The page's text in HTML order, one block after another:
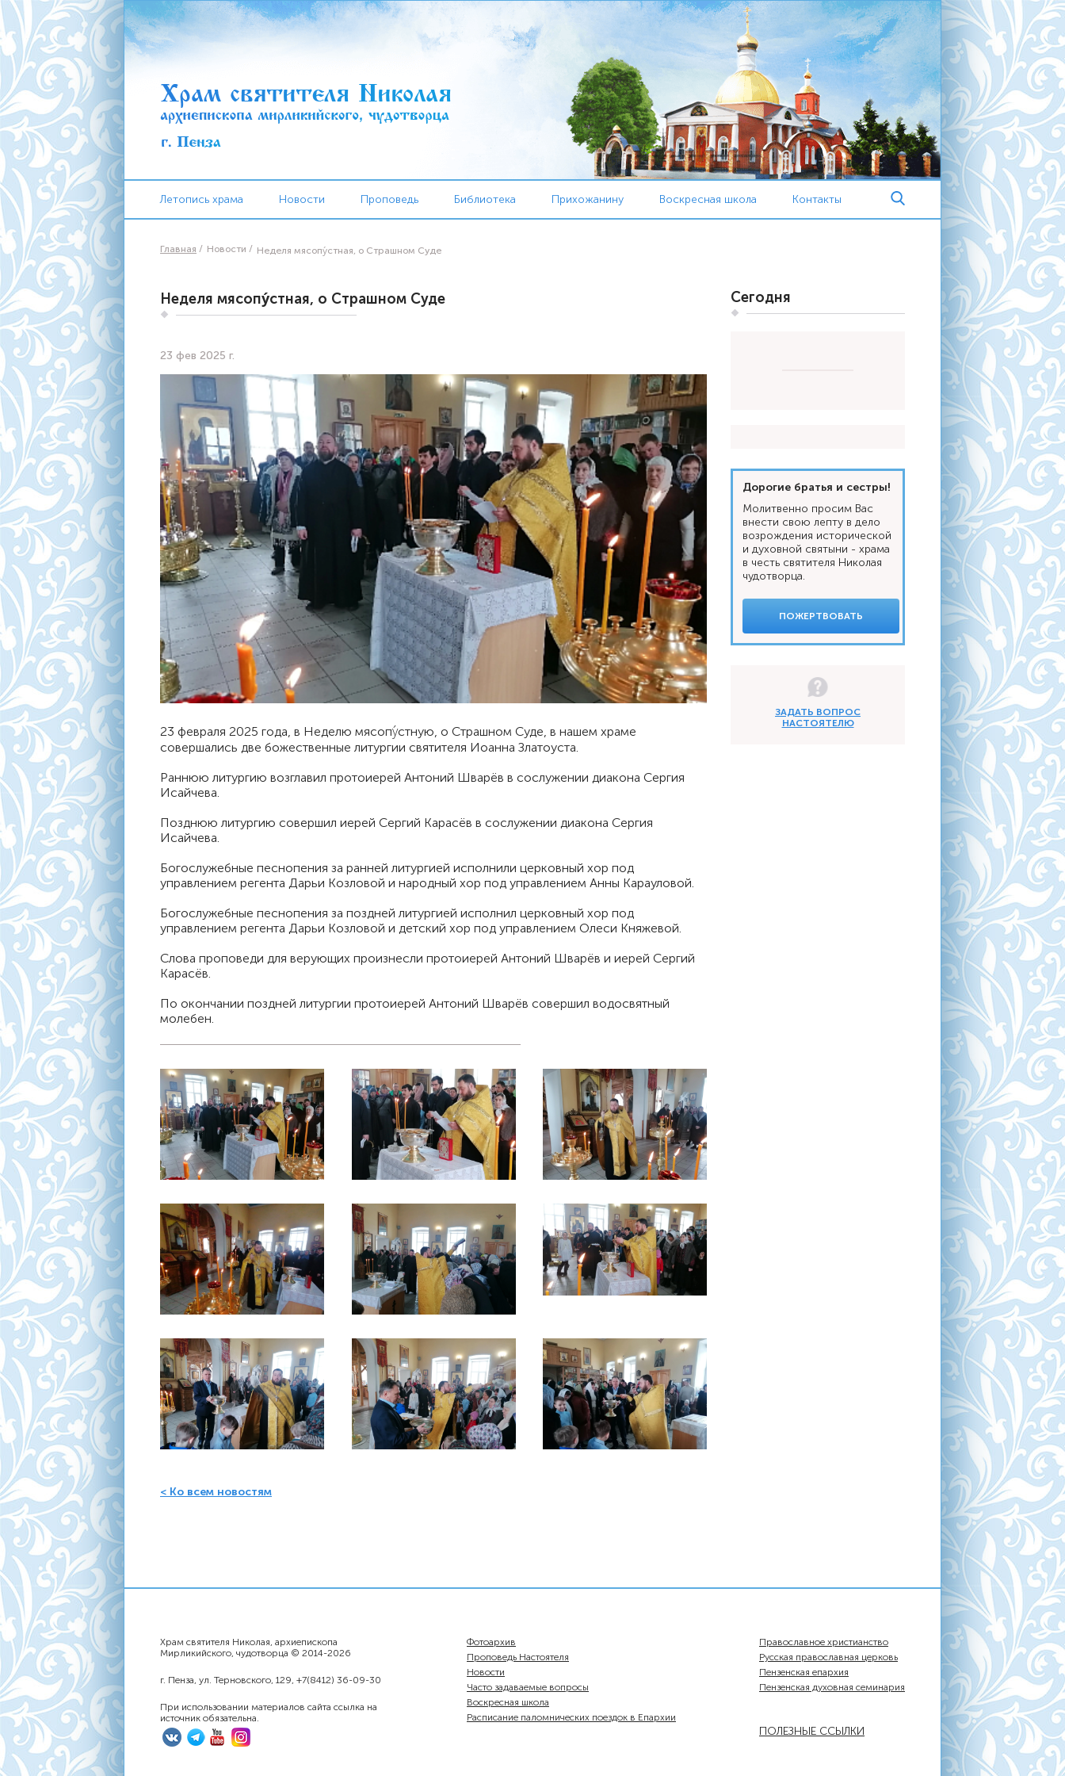
Летопись храма Новости Проповедь Библиотека Прихожанину Воскресная школа Контакты
Главная Новости Неделя мясопу́стная, о Страшном Суде
Неделя мясопу́стная, о Страшном Суде
23 фев 2025 г.
23 февраля 2025 года, в Неделю мясопу́стную, о Страшном Суде, в нашем храме
совершались две божественные литургии святителя Иоанна Златоуста.
Раннюю литургию возглавил протоиерей Антоний Шварёв в сослужении диакона Сергия
Исайчева.
Позднюю литургию совершил иерей Сергий Карасёв в сослужении диакона Сергия
Исайчева.
Богослужебные песнопения за ранней литургией исполнили церковный хор под
управлением регента Дарьи Козловой и народный хор под управлением Анны Карауловой.
Богослужебные песнопения за поздней литургией исполнил церковный хор под
управлением регента Дарьи Козловой и детский хор под управлением Олеси Княжевой.
Слова проповеди для верующих произнесли протоиерей Антоний Шварёв и иерей Сергий
Карасёв.
По окончании поздней литургии протоиерей Антоний Шварёв совершил водосвятный
молебен.
< Ко всем новостям
Сегодня
Дорогие братья и сестры!
Молитвенно просим Вас
внести свою лепту в дело
возрождения исторической
и духовной святыни - храма
в честь святителя Николая
чудотворца.
ПОЖЕРТВОВАТЬ
ЗАДАТЬ ВОПРОС
НАСТОЯТЕЛЮ
Храм святителя Николая, архиепископа
Мирликийского, чудотворца © 2014-2026
г. Пенза, ул. Терновского, 129, +7(8412) 36-09-30
При использовании материалов сайта ссылка на
источник обязательна.
Фотоархив
Проповедь Настоятеля
Новости
Часто задаваемые вопросы
Воскресная школа
Расписание паломнических поездок в Епархии
Православное христианство
Русская православная церковь
Пензенская епархия
Пензенская духовная семинария
ПОЛЕЗНЫЕ ССЫЛКИ